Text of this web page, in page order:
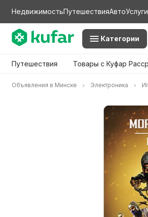
НедвижимостьПутешествияАвтоУслуги
Категории
Путешествия Товары с Куфар
Объявления в Минске Электроника